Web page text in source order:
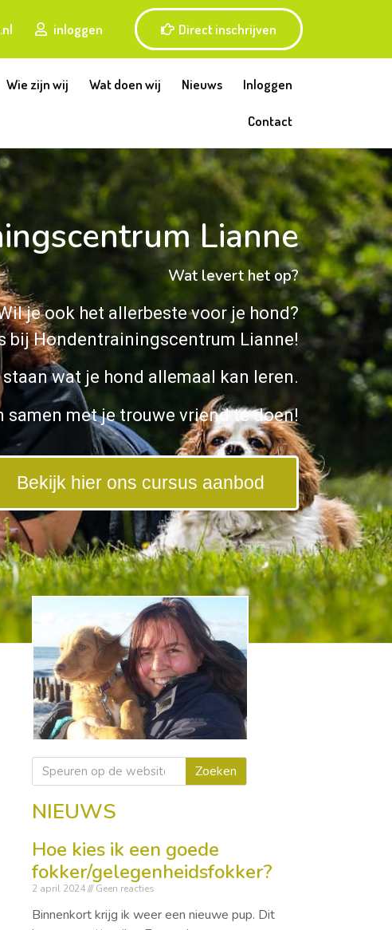
inloggen Direct inschrijven
Wie zijn wij Wat doen wij Nieuws Inloggen
Contact
Lianne
Wat levert het op?
je ook het allerbeste voor je hond?
bij Hondentrainingscentrum Lianne!
wat je hond allemaal kan leren.
met je trouwe vriend te doen!
Bekijk hier ons cursus aanbod
Zoeken
NIEUWS
Hoe kies ik een goede
fokker/gelegenheidsfokker?
2 april 2024 Geen reacties
Binnenkort krijg ik weer een nieuwe pup. Dit